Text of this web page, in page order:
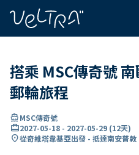
搭乘 MSC傳奇號
郵輪旅程
directions_boatMSC傳奇號
card_travel2027-05-18 - 2027-05-29 (12天)
location_on從奇維塔韋基亞出發 - 抵達南安普敦